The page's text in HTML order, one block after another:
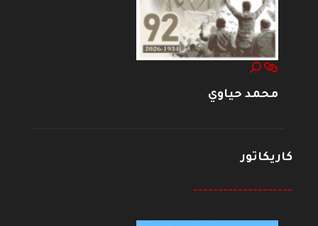
محمد حياوي
كاريكاتور
--------------------